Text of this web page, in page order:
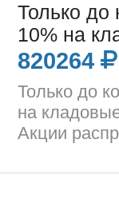
Только до
10% на
820264
Только до
на
Акции